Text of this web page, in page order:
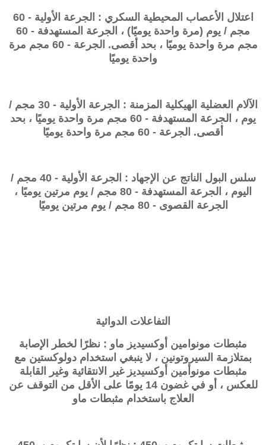
اعتلال الأعصاب المحيطية السكري : الجرعة الأولية - 60
مجم / يوم (مرة واحدة يوميًا) ، الجرعة المستهدفة - 60
مجم مرة واحدة يوميًا ، بحد أقصى. الجرعة - 60 مجم مرة
واحدة يوميًا
الآلام العضلية الهيكلية المزمنة : الجرعة الأولية - 30 مجم /
يوم ، الجرعة المستهدفة - 60 مجم مرة واحدة يوميًا ، بحد
أقصى. الجرعة - 60 مجم مرة واحدة يوميًا
سلس البول الناتج عن الإجهاد : الجرعة الأولية - 40 مجم /
اليوم ، الجرعة المستهدفة - 80 مجم / يوم مرتين يوميًا ،
الجرعة القصوى - 80 مجم / يوم مرتين يوميًا
التفاعلات الدوائية
مثبطات مونوامين أوكسيديز ماو : نظرًا لخطر الإصابة
بمتلازمة السيروتونين ، لا ينبغي استخدام دولوكستين مع
مثبطات مونوأمين أوكسيديز غير الانتقائية وغير القابلة
للعكس ، أو في غضون 14 يومًا على الأقل من التوقف عن
العلاج باستخدام مثبطات ماو